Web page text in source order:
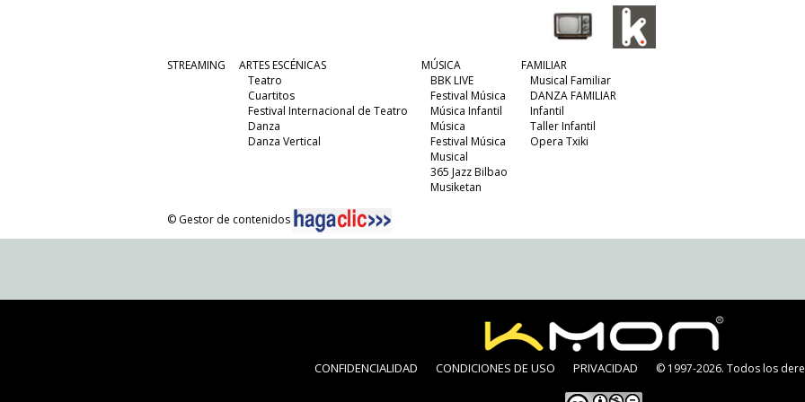
STREAMING
ARTES ESCÉNICAS
Teatro
Cuartitos
Festival Internacional de Teatro
Danza
Danza Vertical
MÚSICA
BBK LIVE
Festival Música
Música Infantil
Música
Festival Música
Musical
365 Jazz Bilbao
Musiketan
FAMILIAR
Musical Familiar
DANZA FAMILIAR
Infantil
Taller Infantil
Opera Txiki
© Gestor de contenidos
CONFIDENCIALIDAD CONDICIONES DE USO PRIVACIDAD © 1997-2026. Todos los